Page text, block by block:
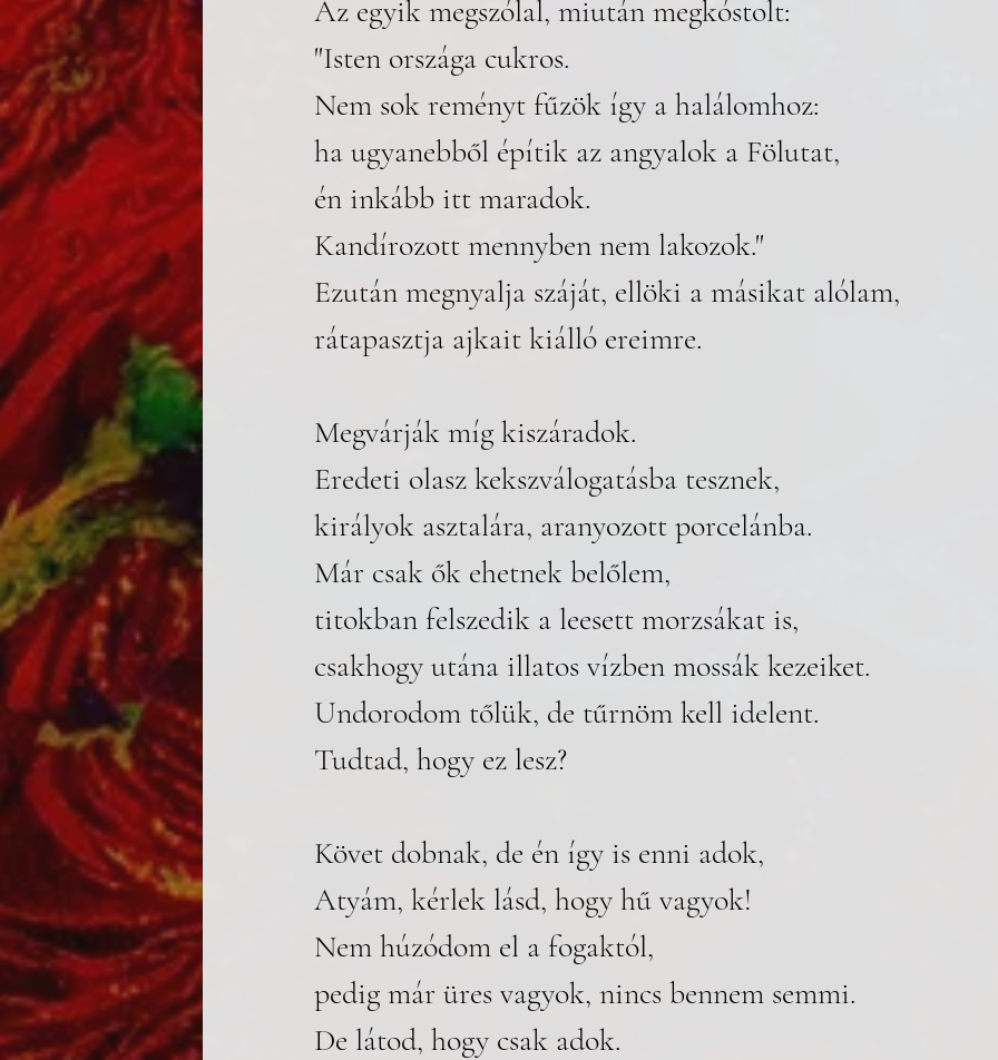
Az egyik megszólal, miután megkóstolt:
"Isten országa cukros.
Nem sok reményt fűzök így a halálomhoz:
ha ugyanebből építik az angyalok a Fölutat,
én inkább itt maradok.
Kandírozott mennyben nem lakozok."
Ezután megnyalja száját, ellöki a másikat alólam,
rátapasztja ajkait kiálló ereimre.
Megvárják míg kiszáradok.
Eredeti olasz kekszválogatásba tesznek,
királyok asztalára, aranyozott porcelánba.
Már csak ők ehetnek belőlem,
titokban felszedik a leesett morzsákat is,
csakhogy utána illatos vízben mossák kezeiket.
Undorodom tőlük, de tűrnöm kell idelent.
Tudtad, hogy ez lesz?
Követ dobnak, de én így is enni adok,
Atyám, kérlek lásd, hogy hű vagyok!
Nem húzódom el a fogaktól,
pedig már üres vagyok, nincs bennem semmi.
De látod, hogy csak adok.